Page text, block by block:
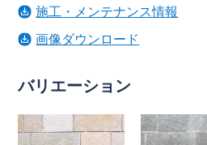
施工・メンテナンス情報
画像ダウンロード
バリエーション